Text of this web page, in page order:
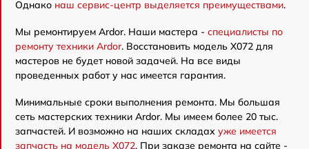
Однако наш сервис-центр выделяется преимуществами.
Мы ремонтируем Ardor. Наши мастера - специалисты по
ремонту техники Ardor. Восстановить модель X072 для
мастеров не будет новой задачей. На все виды
проведенных работ у нас имеется гарантия.
Минимальные сроки выполнения ремонта. Мы большая
сеть мастерских техники Ardor. Мы имеем более 20 тыс.
запчастей. И возможно на наших складах уже имеется
запчасть на модель X072. При заказе ремонта на сайте -